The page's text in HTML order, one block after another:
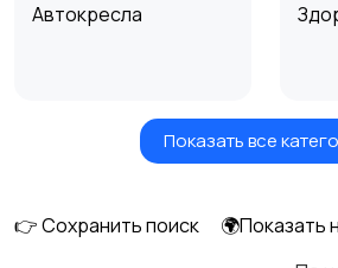
Автокресла
Игрушки и игрыПоказать все
👉 Сохранить поиск
🌍Показать